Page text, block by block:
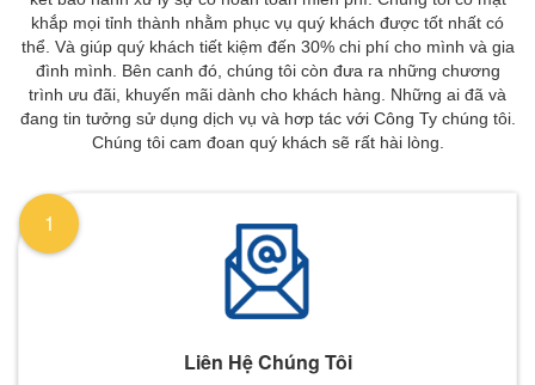
khắp mọi tỉnh thành nhằm phục vụ quý khách được tốt nhất có
thể. Và giúp quý khách tiết kiệm đến 30% chi phí cho mình và gia
đình mình. Bên canh đó, chúng tôi còn đưa ra những chương
trình ưu đãi, khuyến mãi dành cho khách hàng. Những ai đã và
đang tin tưởng sử dụng dịch vụ và hơp tác với Công Ty chúng tôi.
Chúng tôi cam đoan quý khách sẽ rất hài lòng.
Liên Hệ Chúng Tôi
1